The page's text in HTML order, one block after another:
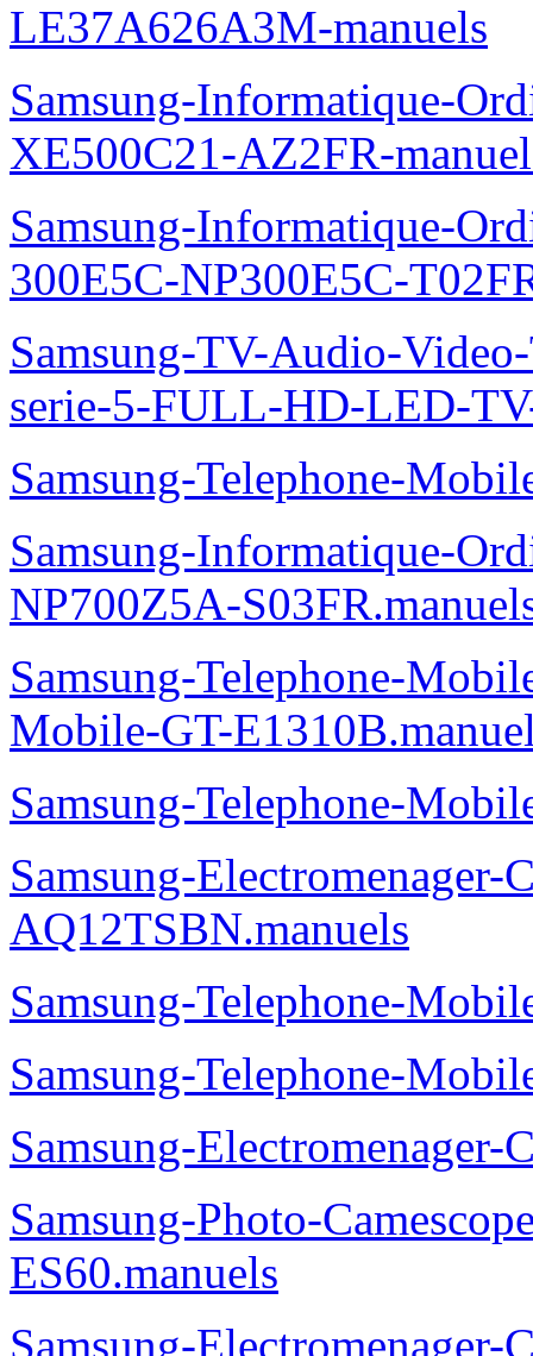
LE37A626A3M-manuels
Samsung-Informatique-
XE500C21-AZ2FR-
Samsung-Informatique-
300E5C-NP300E5C-
Samsung-TV-Audio-
serie-5-FULL-HD-LED-
Samsung-Telephone-
Samsung-Informatique-
NP700Z5A-
Samsung-Telephone-
Mobile-GT-
Samsung-Telephone-
Samsung-Electromenager-
AQ12TSBN.manuels
Samsung-Telephone-
Samsung-Telephone-
Samsung-
Samsung-Photo-
ES60.manuels
Samsung-Electromenager-